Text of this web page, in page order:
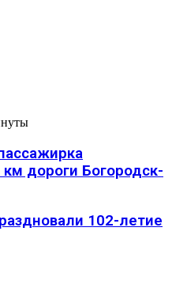
дороги Богородск-
102-летие